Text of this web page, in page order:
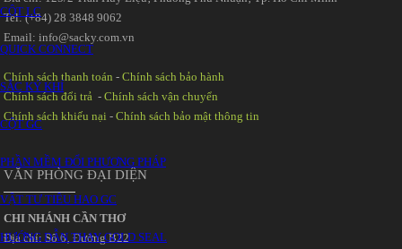
CỘT LC
QUICK CONNECT
SẮC KÝ KHÍ
CỘT GC
PHẦN MỀM ĐỔI PHƯƠNG PHÁP
VẬT TƯ TIÊU HAO GC
HƯỚNG DẪN THAY GOLD SEAL
Tel: (+84) 28 3848 9062
Email: info@sacky.com.vn
Chính sách thanh toán -Chính sách bảo hành
Chính sách đổi trả -Chính sách vận chuyển
Chính sách khiếu nại -Chính sách bảo mật thông tin
VĂN PHÒNG ĐẠI DIỆN
CHI NHÁNH CẦN THƠ
Địa chỉ: Số 6‚ Đường B22